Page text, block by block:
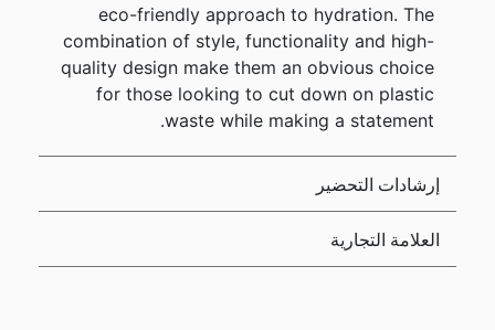
eco-friendly approach to hydration. The
combination of style, functionality and high-
quality design make them an obvious choice
for those looking to cut down on plastic
waste while making a statement.
إرشادات التحضير
العلامة التجارية